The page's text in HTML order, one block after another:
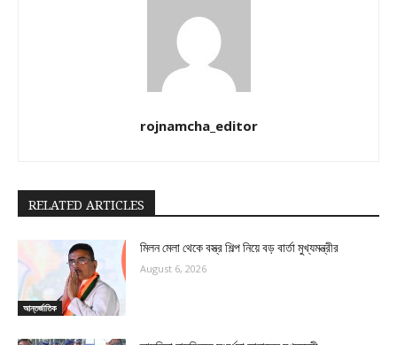
rojnamcha_editor
RELATED ARTICLES
আন্তর্জাতিক
মিলন মেলা থেকে বস্ত্র শিল্প নিয়ে বড় বার্তা মুখ্যমন্ত্রীর
August 6, 2026